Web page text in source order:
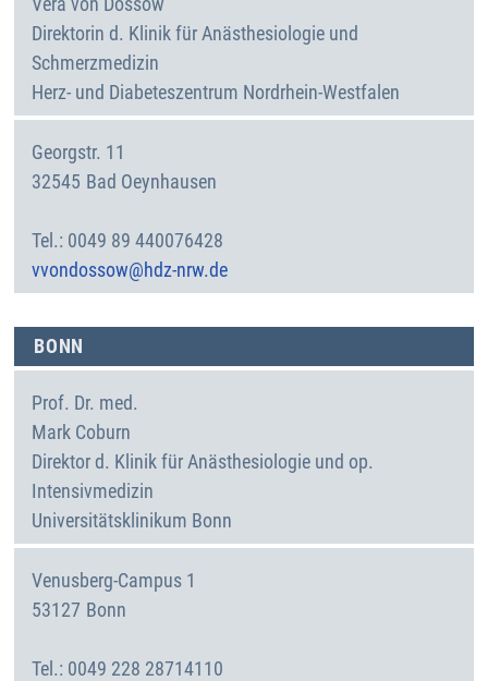
Direktorin d. Klinik für Anästhesiologie und
Schmerzmedizin
Herz- und Diabeteszentrum Nordrhein-Westfalen
Georgstr. 11
32545 Bad Oeynhausen
0049 89 440076428
vvondossow@hdz-nrw.de
BONN
Prof. Dr. med.
Mark Coburn
Direktor d. Klinik für Anästhesiologie und op.
Intensivmedizin
Universitätsklinikum Bonn
Venusberg-Campus 1
53127 Bonn
0049 228 28714110